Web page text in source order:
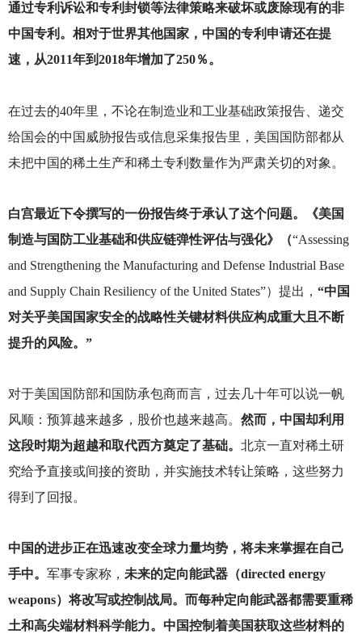
通过专利诉讼和专利封锁等法律策略来破坏或废除现有的非
中国专利。相对于世界其他国家，中国的专利申请还在提
速，从2011年到2018年增加了250％。
在过去的40年里，不论在制造业和工业基础政策报告、递交
给国会的中国威胁报告或信息采集报告里，美国国防部都从
未把中国的稀土生产和稀土专利数量作为严肃关切的对象。
白宫最近下令撰写的一份报告终于承认了这个问题。《美国
制造与国防工业基础和供应链弹性评估与强化》（“Assessing
and Strengthening the Manufacturing and Defense Industrial Base
and Supply Chain Resiliency of the United States”）提出， “中国
对关乎美国国家安全的战略性关键材料供应构成重大且不断
提升的风险。”
对于美国国防部和国防承包商而言，过去几十年可以说一帆
风顺：预算越来越多，股价也越来越高。 然而，中国却利用
这段时期为超越和取代西方奠定了基础。 北京一直对稀土研
究给予直接或间接的资助，并实施技术转让策略，这些努力
得到了回报。
中国的进步正在迅速改变全球力量均势，将未来掌握在自己
手中。 军事专家称， 未来的定向能武器（directed energy
weapons）将改写或控制战局。而每种定向能武器都需要重稀
土和高尖端材料科学能力。中国控制着美国获取这些材料的